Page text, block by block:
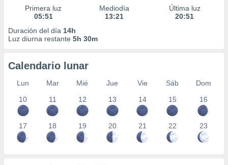
Primera luz
05:51
Mediodía
13:21
Última luz
20:51
Duración del día 14h
Luz diurna restante 5h 30m
Calendario lunar
Lun Mar Mié Jue Vie Sáb
Dom
10
11 12 13 14 15 16
17 18 19 20 21 22 23